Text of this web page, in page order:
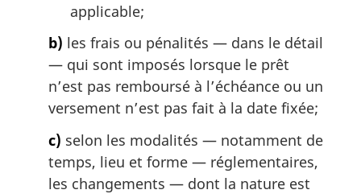
applicable;
b) les frais ou pénalités — dans le détail
— qui sont imposés lorsque le prêt
n’est pas remboursé à l’échéance ou un
versement n’est pas fait à la date fixée;
c) selon les modalités — notamment de
temps, lieu et forme — réglementaires,
les changements — dont la nature est